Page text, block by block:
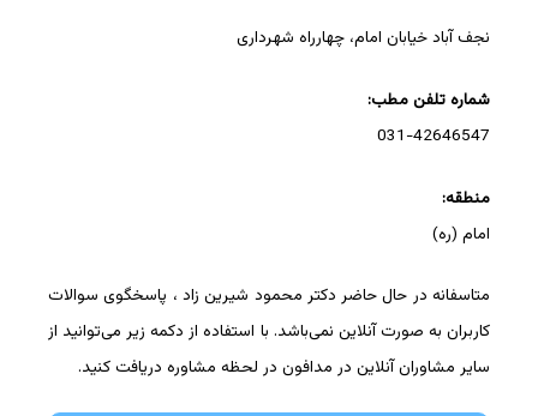
نجف آباد خیابان امام، چهارراه شهرداری
شماره تلفن مطب:
031-42646547
منطقه:
امام (ره)
متاسفانه در حال حاضر دکتر محمود شیرین زاد ، پاسخگوی سوالات
کاربران به صورت آنلاین نمی‌باشد. با استفاده از دکمه زیر می‌توانید از
سایر مشاوران آنلاین در مدافون در لحظه مشاوره دریافت کنید.